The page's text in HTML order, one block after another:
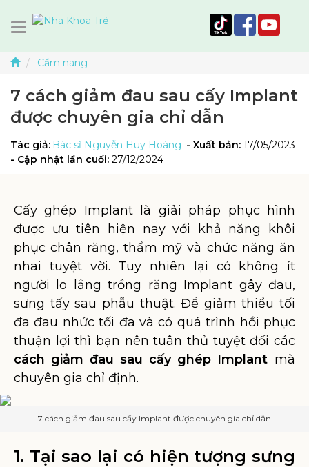
Cẩm nang
7 cách giảm đau sau cấy Implant
được chuyên gia chỉ dẫn
Tác giả: Bác sĩ Nguyễn Huy Hoàng - Xuất bản: 17/05/2023
- Cập nhật lần cuối: 27/12/2024
Cấy ghép Implant là giải pháp phục hình
được ưu tiên hiện nay với khả năng khôi
phục chân răng, thẩm mỹ và chức năng ăn
nhai tuyệt vời. Tuy nhiên lại có không ít
người lo lắng trồng răng Implant gây đau,
sưng tấy sau phẫu thuật. Để giảm thiểu tối
đa đau nhức tối đa và có quá trình hồi phục
thuận lợi thì bạn nên tuân thủ tuyệt đối các
cách giảm đau sau cấy ghép Implant mà
chuyên gia chỉ định.
7 cách giảm đau sau cấy Implant được chuyên gia chỉ dẫn
1. Tại sao lại có hiện tượng sưng